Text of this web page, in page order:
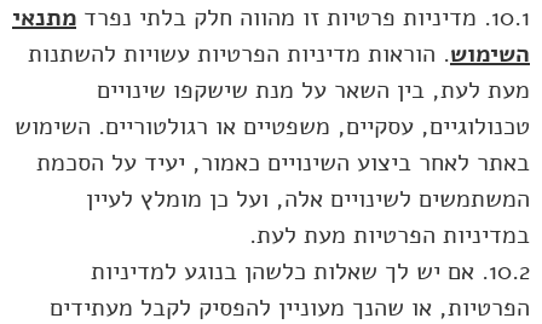
10.1. מדיניות פרטיות זו מהווה חלק בלתי נפרד
מתנאי
השימוש. הוראות מדיניות הפרטיות עשויות להשתנות
מעת לעת, בין השאר על מנת שישקפו שינויים
טכנולוגיים, עסקיים, משפטיים או רגולטוריים. השימוש
באתר לאחר ביצוע השינויים כאמור, יעיד על הסכמת
המשתמשים לשינויים אלה, ועל כן מומלץ לעיין
במדיניות הפרטיות מעת לעת.
10.2. אם יש לך שאלות כלשהן בנוגע למדיניות
הפרטיות, או שהנך מעוניין להפסיק לקבל מעתידים